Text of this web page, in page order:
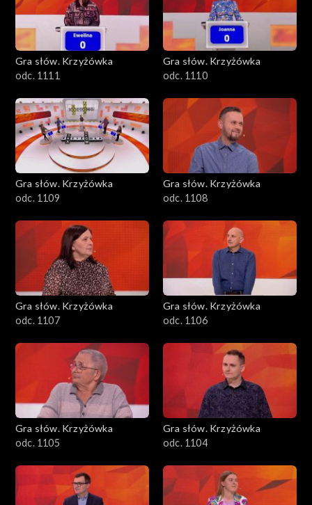
Gra słów. Krzyżówka
odc. 1111
Gra słów. Krzyżówka
odc. 1110
Gra słów. Krzyżówka
odc. 1109
Gra słów. Krzyżówka
odc. 1108
Gra słów. Krzyżówka
odc. 1107
Gra słów. Krzyżówka
odc. 1106
Gra słów. Krzyżówka
odc. 1105
Gra słów. Krzyżówka
odc. 1104